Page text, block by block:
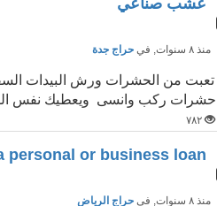
عشب صناعي
منذ ٨ سنوات , فيحراج جدة
تعبت من الحشرات ورش البيدات
حشرات ركب وانسى ويعطيك نفس
٧٨٢
منذ ٨ سنوات , فيحراج الرياض